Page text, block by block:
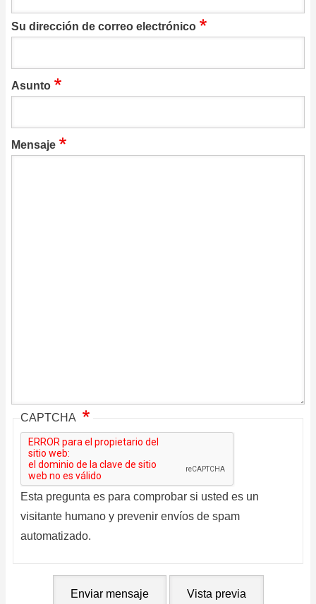
la
Su dirección de correo electrónico
Asunto
Mensaje
CAPTCHA
Esta pregunta es para comprobar si usted es un
visitante humano y prevenir envíos de spam
automatizado.